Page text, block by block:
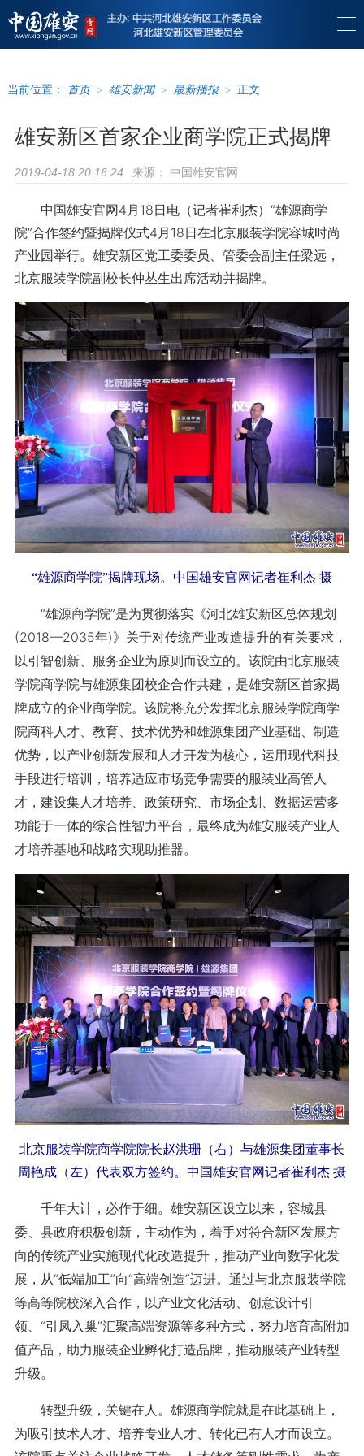
当前位置： 首页 > 雄安新闻 > 最新播报 > 正文
雄安新区首家企业商学院正式揭牌
2019-04-18 20:16:24 来源： 中国雄安官网
中国雄安官网4月18日电（记者崔利杰）“雄源商学
院”合作签约暨揭牌仪式4月18日在北京服装学院容城时尚
产业园举行。雄安新区党工委委员、管委会副主任梁远，
北京服装学院副校长仲丛生出席活动并揭牌。
“雄源商学院”揭牌现场。中国雄安官网记者崔利杰 摄
“雄源商学院”是为贯彻落实《河北雄安新区总体规划
(2018—2035年)》关于对传统产业改造提升的有关要求，
以引智创新、服务企业为原则而设立的。该院由北京服装
学院商学院与雄源集团校企合作共建，是雄安新区首家揭
牌成立的企业商学院。该院将充分发挥北京服装学院商学
院商科人才、教育、技术优势和雄源集团产业基础、制造
优势，以产业创新发展和人才开发为核心，运用现代科技
手段进行培训，培养适应市场竞争需要的服装业高管人
才，建设集人才培养、政策研究、市场企划、数据运营多
功能于一体的综合性智力平台，最终成为雄安服装产业人
才培养基地和战略实现助推器。
北京服装学院商学院院长赵洪珊（右）与雄源集团董事长
周艳成（左）代表双方签约。中国雄安官网记者崔利杰 摄
千年大计，必作于细。雄安新区设立以来，容城县
委、县政府积极创新，主动作为，着手对符合新区发展方
向的传统产业实施现代化改造提升，推动产业向数字化发
展，从“低端加工”向“高端创造”迈进。通过与北京服装学院
等高等院校深入合作，以产业文化活动、创意设计引
领、“引凤入巢”汇聚高端资源等多种方式，努力培育高附加
值产品，助力服装企业孵化打造品牌，推动服装产业转型
升级。
转型升级，关键在人。雄源商学院就是在此基础上，
为吸引技术人才、培养专业人才、转化已有人才而设立。